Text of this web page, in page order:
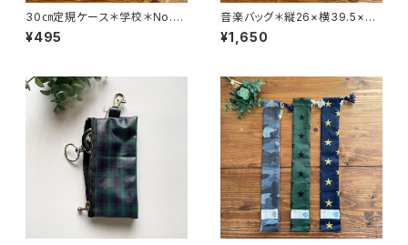
30㎝定規ケース＊学校＊No.6
294＊9727.9730.9732＊Ha
ppy Hause
¥495
音楽バッグ＊縦26×横39.5×マ
チ3㎝＊レッスンバッグ＊絵本バ
ッグ＊女の子＊幼稚園＊学校＊N
¥1,650